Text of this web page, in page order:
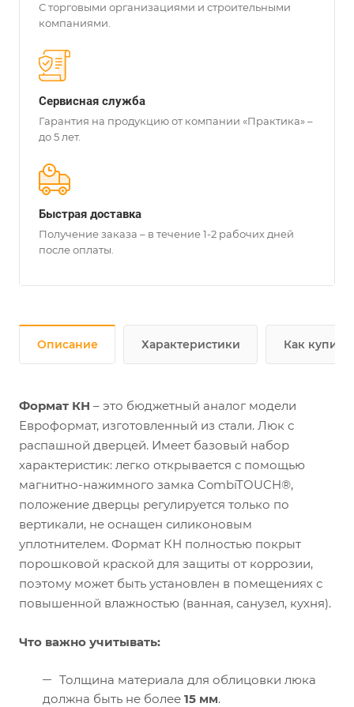
С торговыми организациями и строительными
компаниями.
Сервисная служба
Гарантия на продукцию от компании «Практика» –
до 5 лет.
Быстрая доставка
Получение заказа – в течение 1-2 рабочих дней
после оплаты.
Описание Характеристики Как купить
Формат КН – это бюджетный аналог модели
Евроформат, изготовленный из стали. Люк с
распашной дверцей. Имеет базовый набор
характеристик: легко открывается с помощью
магнитно-нажимного замка CombiTOUCH®,
положение дверцы регулируется только по
вертикали, не оснащен силиконовым
уплотнителем. Формат КН полностью покрыт
порошковой краской для защиты от коррозии,
поэтому может быть установлен в помещениях с
повышенной влажностью (ванная, санузел, кухня).
Что важно учитывать:
Толщина материала для облицовки люка
должна быть не более 15 мм.